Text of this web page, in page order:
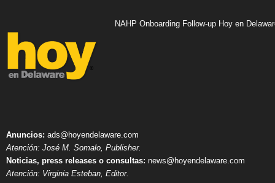
NAHP Onboarding Follow-up Hoy en
Anuncios: ads@hoyendelaware.com
Atención: José M. Somalo, Publisher.
Noticias, press releases o consultas: news@hoyendelaware.com
Atención: Virginia Esteban, Editor.